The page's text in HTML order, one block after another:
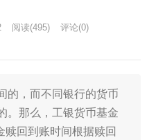
阅读(495) 评论(0)
的，而不同银行的货币
。那么，工银货币基金
赎回到账时间根据赎回